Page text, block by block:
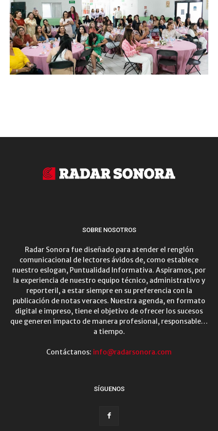
SOBRE NOSOTROS
Radar Sonora fue diseñado para atender el renglón
comunicacional de lectores ávidos de, como establece
nuestro eslogan, Puntualidad Informativa. Aspiramos, por
la experiencia de nuestro equipo técnico, administrativo y
reporteril, a estar siempre en su preferencia con la
publicación de notas veraces. Nuestra agenda, en formato
digital e impreso, tiene el objetivo de ofrecer los sucesos
que generen impacto de manera profesional, responsable…
a tiempo.
Contáctanos: info@radarsonora.com
SÍGUENOS